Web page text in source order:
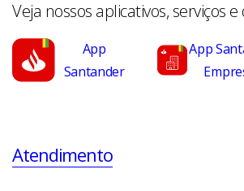
Veja nossos aplicativos, serviços
App
Santander
App
Atendimento